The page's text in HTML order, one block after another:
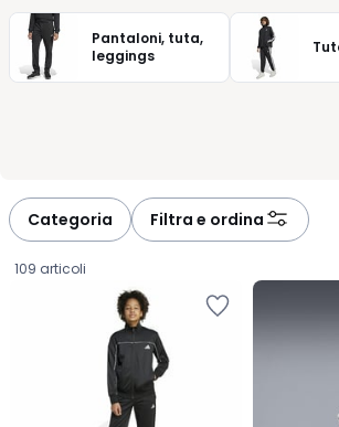
Pantaloni, tuta,
leggings
Categoria Filtra e ordina
109 articoli